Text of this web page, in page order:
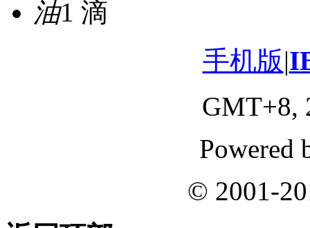
油1 滴
手机版|
GMT+8,
Powered
© 2001-